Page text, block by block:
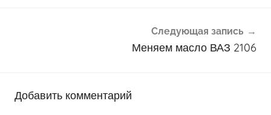
Следующая запись
Меняем масло ВАЗ 2106
Добавить комментарий